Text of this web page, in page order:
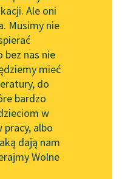
dla piszących i
PMH
Wolnych Lektur
Ale oni
Musimy nie
bez nas nie
mieć
do
bardzo
w
pracy, albo
dają nam
Wolne
i mieczem,
pierwszy
niespełna godzinę
tabor ruszył
chociaż
już zachodziło i
nie obiecywała...
więcej